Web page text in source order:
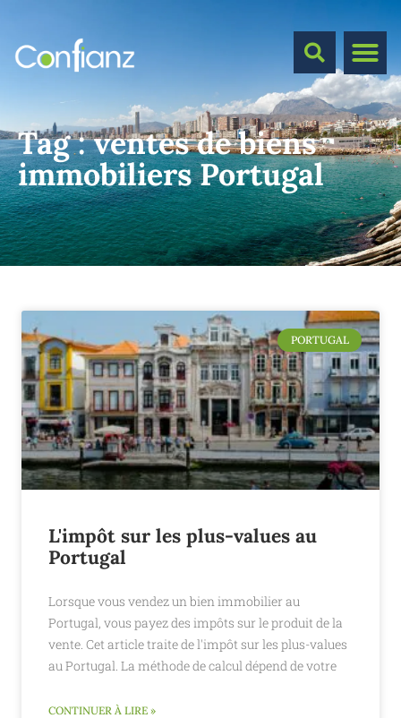
Tag :ventes de biens
immobiliers Portugal
PORTUGAL
L'impôt sur les plus-values au
Portugal
Lorsque vous vendez un bien immobilier au
Portugal, vous payez des impôts sur le produit de la
vente. Cet article traite de l'impôt sur les plus-values
au Portugal. La méthode de calcul dépend de votre
CONTINUER À LIRE »